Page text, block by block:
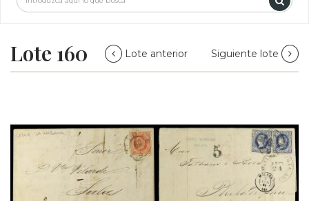
Lote 160 Lote anterior Siguiente lote